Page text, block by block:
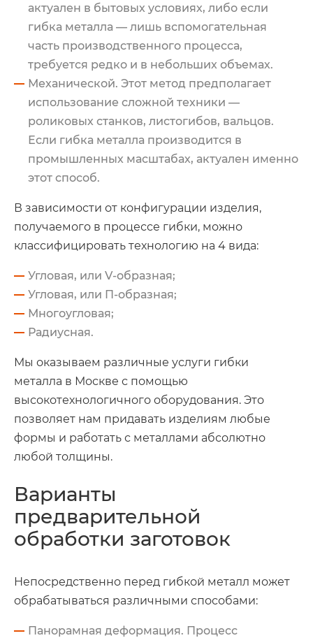
актуален в бытовых условиях, либо если
гибка металла — лишь вспомогательная
часть производственного процесса,
требуется редко и в небольших объемах.
Механической. Этот метод предполагает
использование сложной техники —
роликовых станков, листогибов, вальцов.
Если гибка металла производится в
промышленных масштабах, актуален именно
этот способ.
В зависимости от конфигурации изделия,
получаемого в процессе гибки, можно
классифицировать технологию на 4 вида:
Угловая, или V-образная;
Угловая, или П-образная;
Многоугловая;
Радиусная.
Мы оказываем различные услуги гибки
металла в Москве с помощью
высокотехнологичного оборудования. Это
позволяет нам придавать изделиям любые
формы и работать с металлами абсолютно
любой толщины.
Варианты
предварительной
обработки заготовок
Непосредственно перед гибкой металл может
обрабатываться различными способами:
Панорамная деформация. Процесс